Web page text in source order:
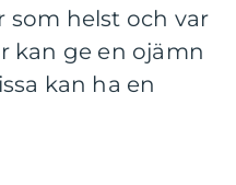
som helst och var
kan ge en ojämn
kan ha en